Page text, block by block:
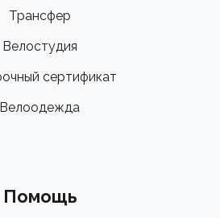
Трансфер
Велостудия
сертификат
Велоодежда
Помощь